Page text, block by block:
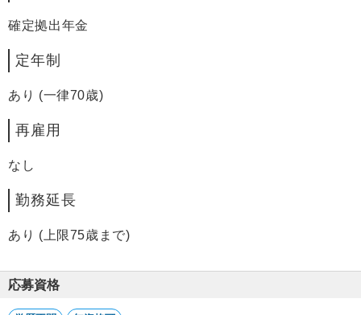
確定拠出年金
定年制
あり (一律70歳)
再雇用
なし
勤務延長
あり (上限75歳まで)
応募資格